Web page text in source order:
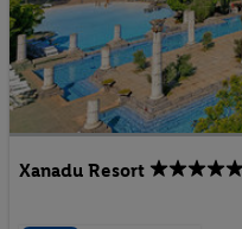
Xanadu Resort